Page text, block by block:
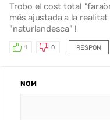
Trobo el cost total
més ajustada a la
"naturlandesca" !
RESPON
1 0
NOM